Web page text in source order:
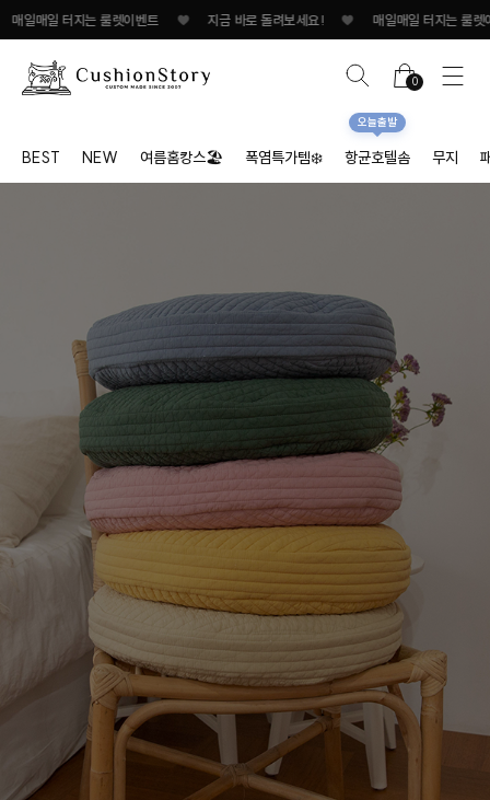
는 룰렛이벤트 ♥ 지금 바로 돌려보세요! ♥ 매일매일 터지는 룰렛이벤트 ♥
0
BEST NEW 여름홈캉스🏖 폭염특가템❄️ 항균호텔솜
오늘출발
무지